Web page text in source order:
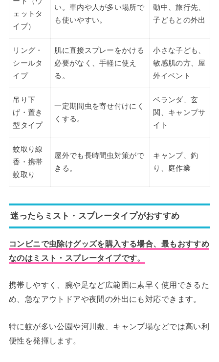
ェットタ
イプ）
い。車内や人が多い場所で
も使いやすい。
動中、旅行先、
子どもとの外出
リング・
シールタ
イプ
肌に直接スプレーをかける
必要がなく、手軽に使え
る。
小さな子ども、
敏感肌の方、屋
外イベント
吊り下
げ・置き
型タイプ
一定期間虫を寄せ付けにく
くする。
ベランダ、玄
関、キャンプサ
イト
蚊取り線
香・携帯
蚊取り
屋外でも長時間虫対策がで
きる。
キャンプ、釣
り、庭作業
迷ったらミスト・スプレータイプがおすすめ
コンビニで虫除けグッズを購入する場合、最もおすすめ
なのはミスト・スプレータイプです。
携帯しやすく、腕や足など広範囲に素早く使用できるた
め、急なアウトドアや夜間の外出にも対応できます。
特に蚊が多い公園や河川敷、キャンプ場などでは高い利
便性を発揮します。